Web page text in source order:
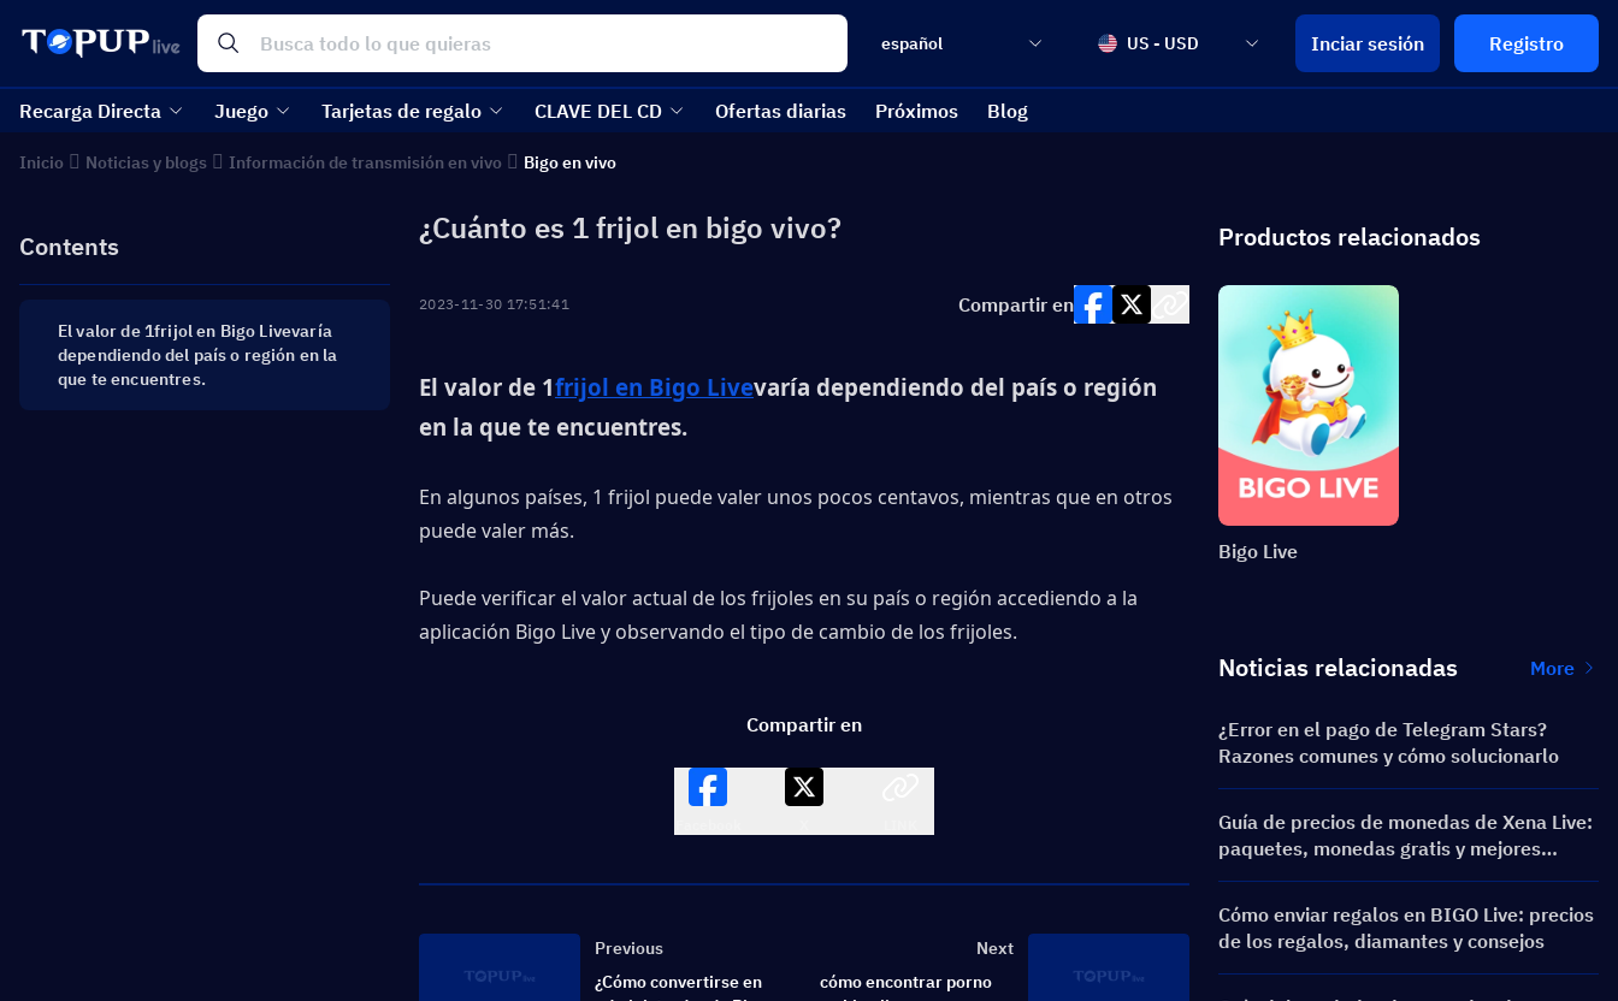
español US - USD Inciar sesión Registro
Recarga Directa Juego Tarjetas de regalo CLAVE DEL CD Ofertas diarias Próximos Blog
Inicio Noticias y blogs Información de transmisión en vivo Bigo en vivo
Contents
El valor de 1frijol en Bigo Livevaría
dependiendo del país o región en la
que te encuentres.
¿Cuánto es 1 frijol en bigo vivo?
2023-11-30 17:51:41 Compartir en
El valor de 1frijol en Bigo Livevaría dependiendo del país o región
en la que te encuentres.
En algunos países, 1 frijol puede valer unos pocos centavos, mientras que en otros
puede valer más.
Puede verificar el valor actual de los frijoles en su país o región accediendo a la
aplicación Bigo Live y observando el tipo de cambio de los frijoles.
Compartir en
Previous
¿Cómo convertirse en
Next
cómo encontrar porno
Productos relacionados
Bigo Live
Noticias relacionadas More
¿Error en el pago de Telegram Stars?
Razones comunes y cómo solucionarlo
Guía de precios de monedas de Xena Live:
paquetes, monedas gratis y mejores
métodos de recarga
Cómo enviar regalos en BIGO Live: precios
de los regalos, diamantes y consejos